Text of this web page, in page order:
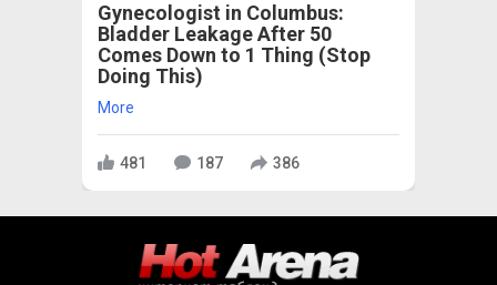
Gynecologist in Columbus:
Bladder Leakage After 50
Comes Down to 1 Thing (Stop
Doing This)
More
481 187 386